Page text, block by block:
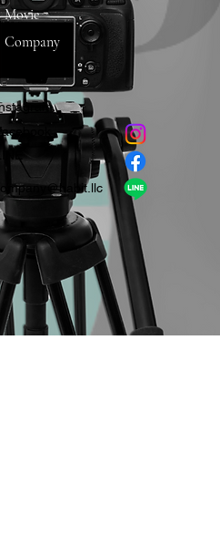
Movie
Company
＠habit.llc